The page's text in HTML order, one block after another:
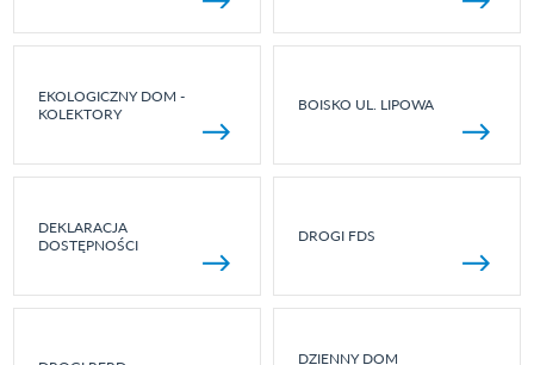
EKOLOGICZNY DOM -
KOLEKTORY
BOISKO UL. LIPOWA
DEKLARACJA
DOSTĘPNOŚCI
DROGI FDS
DZIENNY DOM